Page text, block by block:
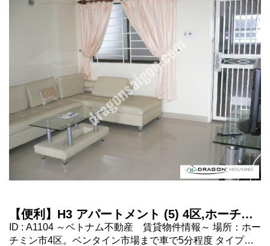
に含まれないもの：電気代、水道代、インターネット、ケ
ーブルテレビ、電話代、管理費（約100,000ＶＮＤ） コメ
ント：館内にフィットネスのＨＯＬＬＹＷＯＯＤ、ハイラ
ンドコーヒー、ミニマート等ありとても便利です。 1区
の中心地までも橋を渡ればすぐです。
https://dragonsaigon.com/
【便利】H3 アパートメント (5) 4区,ホーチミ
ン市, ベトナム 不動産
ID : A1104 ～ベトナム不動産 賃貸物件情報～ 場所：ホー
チミン市4区。ベンタイン市場まで車で5分程度 タイプ：